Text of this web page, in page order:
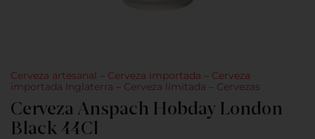
Cerveza artesanal Cerveza importada
Cerveza
importada Inglaterra
Cerveza limitada Cervezas
Cerveza Anspach Hobday London
Black 44Cl